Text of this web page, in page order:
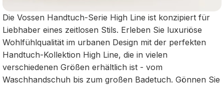
Die Vossen Handtuch-Serie High Line ist konzipiert für
Liebhaber eines zeitlosen Stils. Erleben Sie luxuriöse
Wohlfühlqualität im urbanen Design mit der perfekten
Handtuch-Kollektion High Line, die in vielen
verschiedenen Größen erhältlich ist - vom
Waschhandschuh bis zum großen Badetuch. Gönnen Sie